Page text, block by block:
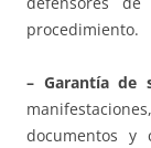
procedimiento.
– Garantía de
documentos y